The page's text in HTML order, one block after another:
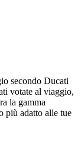
secondo Ducati
votate al viaggio,
la gamma
più adatto alle tue